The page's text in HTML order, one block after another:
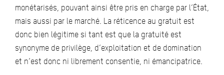
monétarisés, pouvant ainsi être pris en charge par l’État,
mais aussi par le marché. La réticence au gratuit est
donc bien légitime si tant est que la gratuité est
synonyme de privilège, d’exploitation et de domination
et n’est donc ni librement consentie, ni émancipatrice.